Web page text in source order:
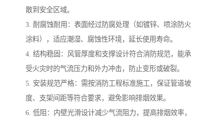
散到安全区域。
3. 耐腐蚀耐用：表面经过防腐处理（如镀锌、喷涂防火
涂料），适应潮湿、腐蚀性环境，延长使用寿命。
4. 结构稳固：风管厚度和支撑设计符合消防规范，能承
受火灾时的气流压力和外力冲击，防止变形或破裂。
5. 安装规范严格：需按消防工程标准施工，保证管道坡
度、支架间距等符合要求，避免影响排烟效果。
6. 低阻：内壁光滑设计减少气流阻力，提高排烟效率，